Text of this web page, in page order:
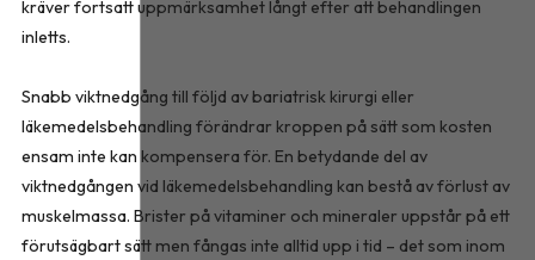
kräver fortsatt uppmärksamhet långt efter att behandlingen
inletts.
Snabb viktnedgång till följd av bariatrisk kirurgi eller
läkemedelsbehandling förändrar kroppen på sätt som kosten
ensam inte kan kompensera för. En betydande del av
viktnedgången vid läkemedelsbehandling kan bestå av förlust av
muskelmassa. Brister på vitaminer och mineraler uppstår på ett
förutsägbart sätt men fångas inte alltid upp i tid – det som inom